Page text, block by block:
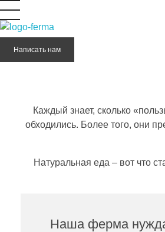
Моя Ферма ОнЛайн - фермерский портал о сельском деле
Разведение домашнего скота, птиц и выращивание овощей он-лайн
Написать нам
Каждый знает, сколько
обходились. Более того, они
Натуральная еда – вот что
Наша ферма